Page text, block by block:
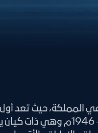
المملكة، حيث تعد أول
تأسست بمرسوم ملكي عام 1365هـ - 1946م وهي